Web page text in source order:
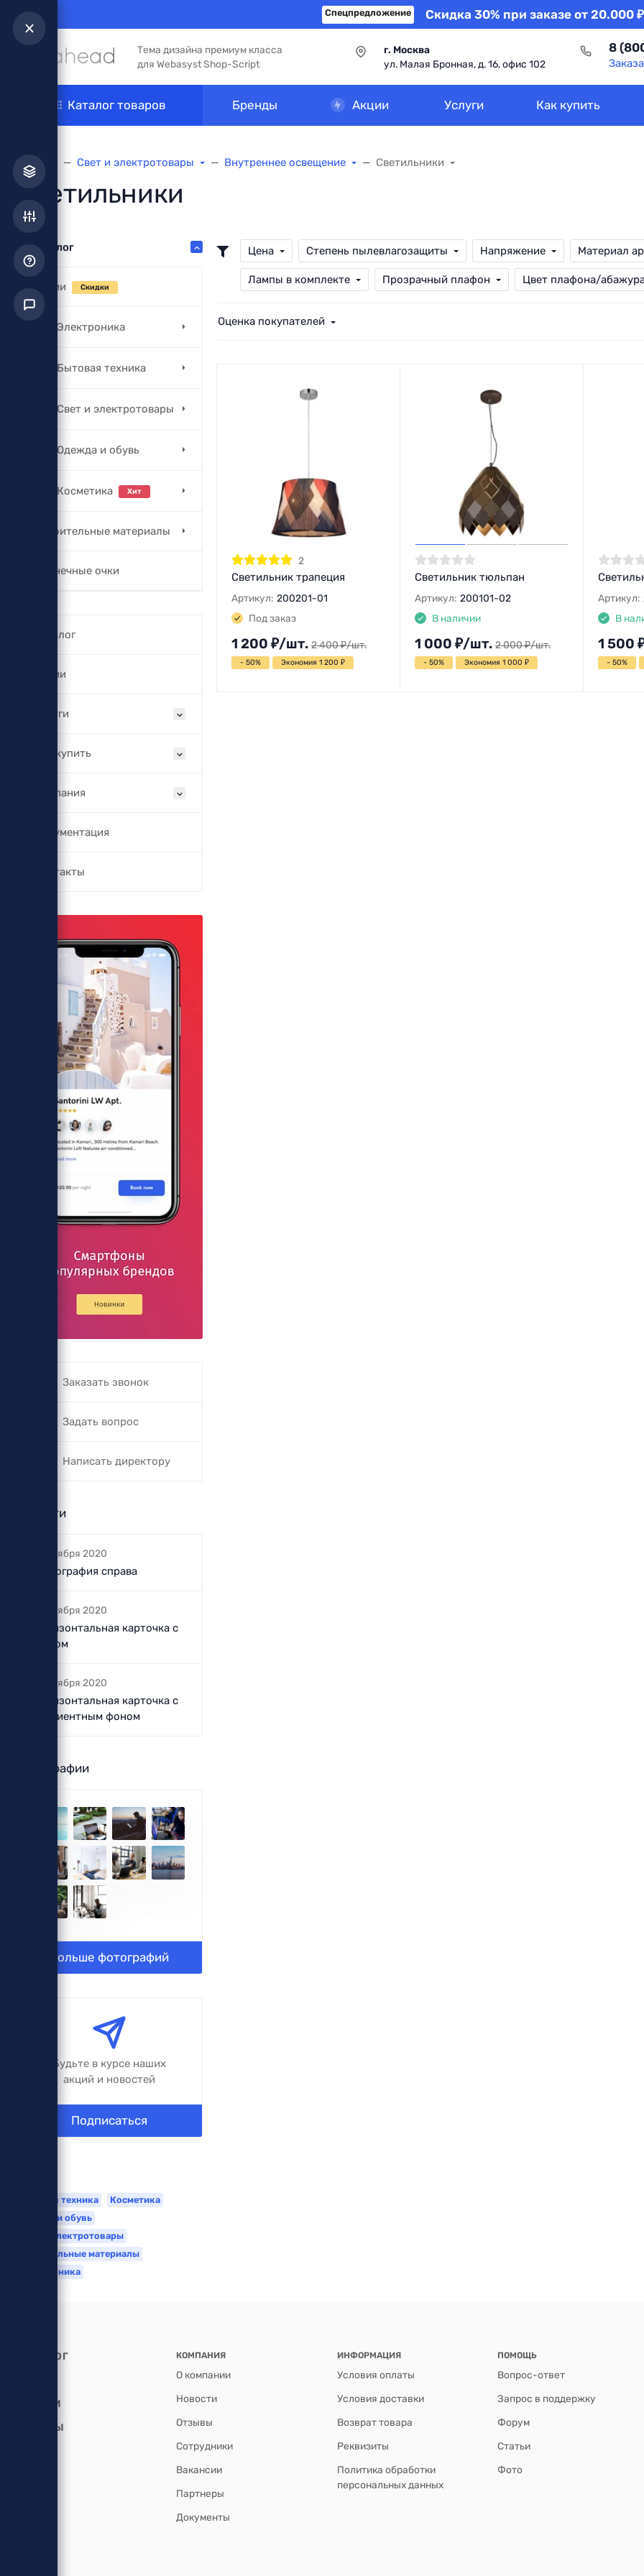
Спецпредложение Скидка 30% при заказе от 20.000 ₽
Тема дизайна премиум класса
для Webasyst Shop-Script
г. Москва
ул. Малая Бронная, д. 16, офис 102
8
Каталог товаров Бренды Акции Услуги Как купить
Главная Свет и электротовары Внутреннее освещение Светильники
Светильники
Каталог
Акции Скидки
Электроника
Бытовая техника
Свет и электротовары
Одежда и обувь
Косметика Хит
Строительные материалы
Солнечные очки
Каталог
Акции
Услуги
Как купить
Компания
Документация
Контакты
Заказать звонок
Задать вопрос
Написать директору
Новости
5 октября 2020
Фотография справа
5 октября 2020
Горизонтальная карточка с
фоном
5 октября 2020
Горизонтальная карточка с
градиентным фоном
Фотографии
Больше фотографий
Будьте в курсе наших
акций и новостей
Подписаться
Бытовая техника
Косметика
Одежда и обувь
Свет и электротовары
Строительные материалы
Электроника
Цена Степень пылевлагозащиты Напряжение Материал
Лампы в комплекте Прозрачный плафон Цвет плафона/
Оценка покупателей
2
Светильник трапеция
Артикул: 200201-01
Под заказ
1 200 ₽/шт. 2 400₽/шт.
- 50% Экономия 1 200 ₽
Светильник тюльпан
Артикул: 200101-02
В наличии
1 000 ₽/шт. 2 000₽/шт.
- 50% Экономия 1 000 ₽
Артикул:
В
1 500
- 50%
КАТАЛОГ
УСЛУГИ
БРЕНДЫ
КОМПАНИЯ
О компании
Новости
Отзывы
Сотрудники
Вакансии
Партнеры
Документы
ИНФОРМАЦИЯ
Условия оплаты
Условия доставки
Возврат товара
Реквизиты
Политика обработки
персональных данных
ПОМОЩЬ
Вопрос-ответ
Запрос в поддержку
Форум
Статьи
Фото